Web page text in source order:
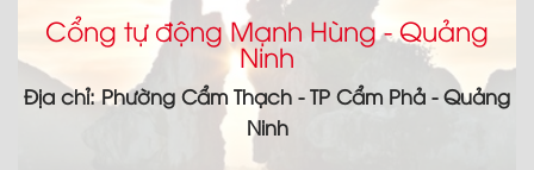
Cổng tự động Mạnh Hùng - Quảng
Ninh
Địa chỉ: Phường Cẩm Thạch - TP Cẩm Phả - Quảng
Ninh